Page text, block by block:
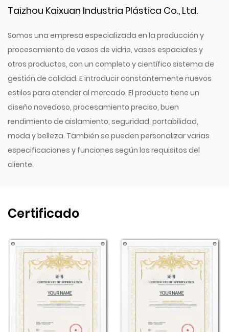
botellas de agua reutilizables ayudan a reducir la
cantidad de botellas de plástico de un solo uso que
terminan en los vertederos, contribuyendo a un
planeta más limpio y verde.
Esta botella de agua no es sólo para agua; también se
puede utilizar para almacenar y transportar otras
bebidas como zumos de frutas, batidos o incluso
bebidas calientes, gracias a la resistencia a la
temperatura de su material.
Estamos comprometidos a brindar a nuestros
clientes un producto que satisfaga sus necesidades
amigable para el cliente, lo que garantiza que pueda
En resumen, el juego de botellas de agua Frosted
Monkey Shape Big Belly Kettle es una opción elegante,
duradera y funcional para quienes buscan
mantenerse hidratados de una manera divertida y
ecológica. Su combinación de diseño, material y
características prácticas lo convierten en una
Taizhou Kaixuan Industria Plástica Co., Ltd.
Somos una empresa especializada en la producción y
procesamiento de vasos de vidrio, vasos espaciales y
otros productos, con un completo y científico sistema de
gestión de calidad. E introducir constantemente nuevos
estilos para atender al mercado. El producto tiene un
diseño novedoso, procesamiento preciso, buen
rendimiento de aislamiento, seguridad, portabilidad,
moda y belleza. También se pueden personalizar varias
especificaciones y funciones según los requisitos del
cliente.
Certificado